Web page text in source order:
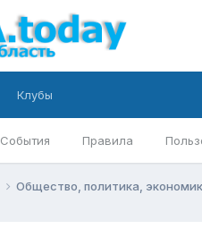
События Правила
Клубы
Общество, политика,